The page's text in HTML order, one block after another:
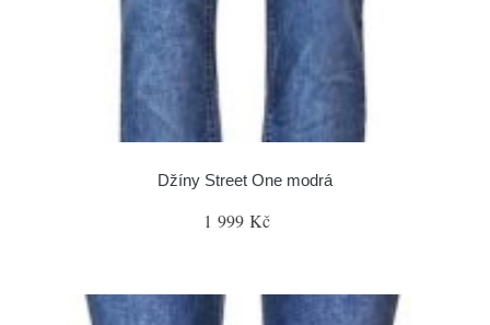
Džíny Street One modrá
1 999 Kč